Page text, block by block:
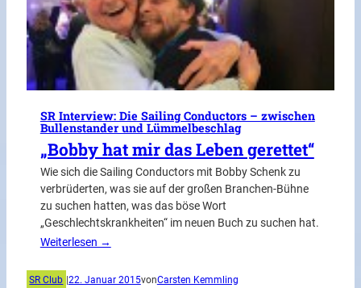
SR Interview: Die Sailing Conductors – zwischen
Bullenstander und Lümmelbeschlag
„Bobby hat mir das Leben gerettet“
Wie sich die Sailing Conductors mit Bobby Schenk zu
verbrüderten, was sie auf der großen Branchen-Bühne
zu suchen hatten, was das böse Wort
„Geschlechtskrankheiten“ im neuen Buch zu suchen hat.
Weiterlesen →
SR Club 22. Januar 2015vonCarsten Kemmling